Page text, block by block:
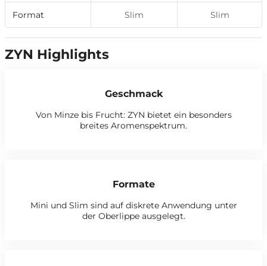
Format Slim Slim
ZYN Highlights
Geschmack
Von Minze bis Frucht: ZYN bietet ein besonders
breites Aromenspektrum.
Formate
Mini und Slim sind auf diskrete Anwendung unter
der Oberlippe ausgelegt.